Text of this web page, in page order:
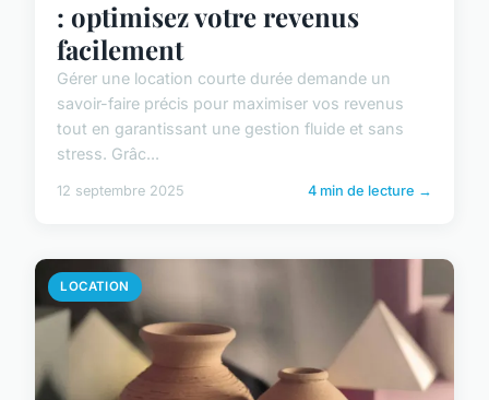
: optimisez votre revenus
facilement
Gérer une location courte durée demande un
savoir-faire précis pour maximiser vos revenus
tout en garantissant une gestion fluide et sans
stress. Grâc...
12 septembre 2025 4 min de lecture →
LOCATION